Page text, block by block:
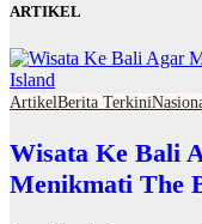
ARTIKEL
ArtikelBerita Terkini
Wisata Ke Bali
Menikmati The